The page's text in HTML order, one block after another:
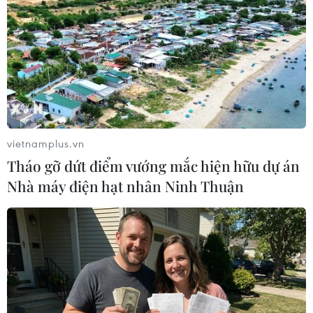
Hàn Quốc đầu tư xây “Thung lũng
K-Vietnam” gắn với hậu duệ dòng họ
Lý
07/08/2026 06:30
Liên kết "ba nhà": Động lực thúc đẩy
đổi mới sáng tạo và nâng cao chất
lượng FDI
07/08/2026 05:48
BSR phối trộn thành công dầu Diesel
sinh học B5 và B10
07/08/2026 05:02
vietnamplus.vn
Tháo gỡ dứt điểm vướng mắc hiện hữu dự án
Nhà máy điện hạt nhân Ninh Thuận